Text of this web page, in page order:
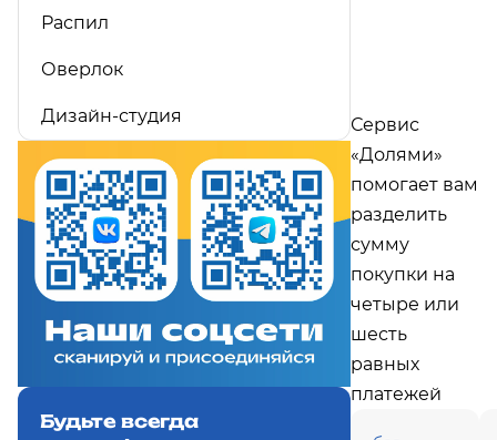
Распил
Оверлок
Дизайн-студия
Будьте всегда
Сервис
«Долями»
помогает вам
разделить
сумму
покупки на
четыре или
шесть
равных
платежей